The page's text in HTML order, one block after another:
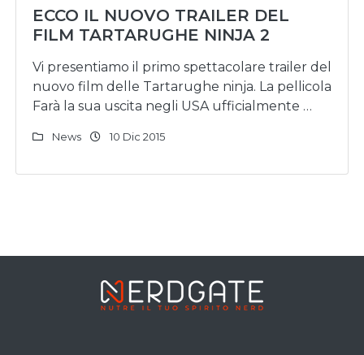
ECCO IL NUOVO TRAILER DEL
FILM TARTARUGHE NINJA 2
Vi presentiamo il primo spettacolare trailer del
nuovo film delle Tartarughe ninja. La pellicola
Farà la sua uscita negli USA ufficialmente …
News 10 Dic 2015